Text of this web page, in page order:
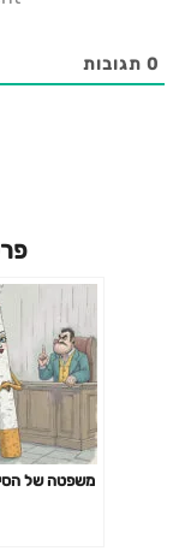
0 תגובות
משפטה של